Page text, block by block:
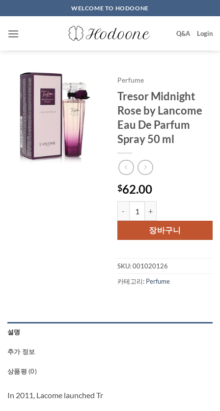
to
content
WELCOME TO HODOONE
Q&A Login
Perfume
Tresor Midnight
Rose by Lancome
Eau De Parfum
Spray 50 ml
$62.00
장바구니
SKU:001020126
카테고리: Perfume
설명
추가 정보
상품평 (0)
In 2011, Lacome launched Tr